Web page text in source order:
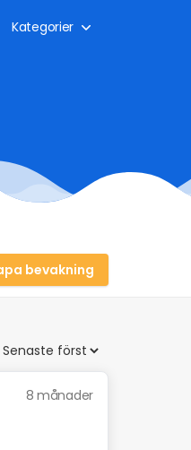
Kategorier
bevakning
8 månader